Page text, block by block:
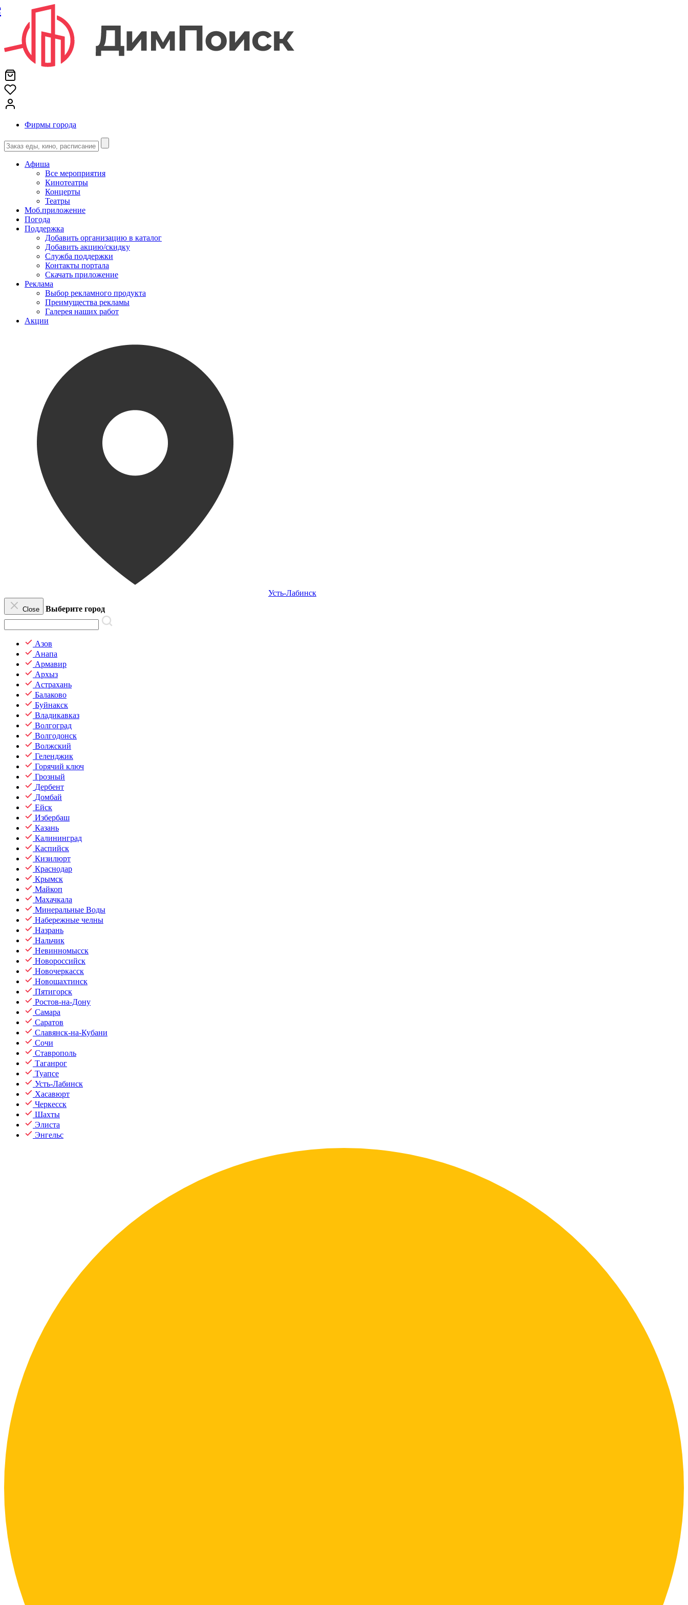
Фирмы города
Афиша
Все мероприятия
Кинотеатры
Концерты
Театры
Моб.приложение
Погода
Поддержка
Добавить организацию в каталог
Добавить акцию/скидку
Служба поддержки
Контакты портала
Скачать приложение
Реклама
Выбор рекламного продукта
Преимущества рекламы
Галерея наших работ
Акции
Усть-Лабинск
Close Выберите город
Азов
Анапа
Армавир
Архыз
Астрахань
Балаково
Буйнакск
Владикавказ
Волгоград
Волгодонск
Волжский
Геленджик
Горячий ключ
Грозный
Дербент
Домбай
Ейск
Избербаш
Казань
Калининград
Каспийск
Кизилюрт
Краснодар
Крымск
Майкоп
Махачкала
Минеральные Воды
Набережные челны
Назрань
Нальчик
Невинномысск
Новороссийск
Новочеркасск
Новошахтинск
Пятигорск
Ростов-на-Дону
Самара
Саратов
Славянск-на-Кубани
Сочи
Ставрополь
Таганрог
Туапсе
Усть-Лабинск
Хасавюрт
Черкесск
Шахты
Элиста
Энгельс